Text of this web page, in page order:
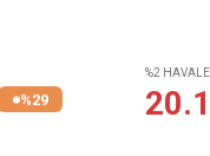
%29
%2